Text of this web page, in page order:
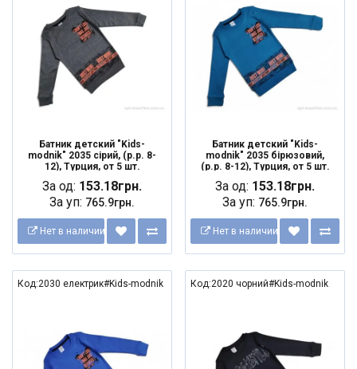
Батник детский "Kids-
modnik" 2035 сірий, (р.р. 8-
12), Турция, от 5 шт.
За од: 153.18грн.
За уп: 765.9грн.
Нет в наличии
Батник детский "Kids-
modnik" 2035 бірюзовий,
(р.р. 8-12), Турция, от 5 шт.
За од: 153.18грн.
За уп: 765.9грн.
Нет в наличии
Код:2030 електрик#Kids-modnik Код:2020 чорний#Kids-modnik